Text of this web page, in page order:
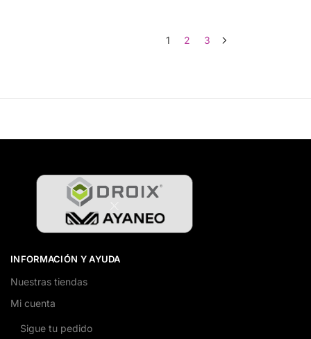
1 2 3
INFORMACIÓN Y AYUDA
Nuestras tiendas
Mi cuenta
Sigue tu pedido